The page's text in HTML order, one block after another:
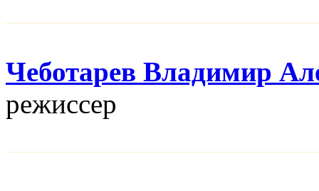
Чеботарев Владимир
режисcер